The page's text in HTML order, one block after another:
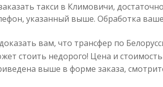
такси в Климовичи,
указанный выше. Обработка
вам, что трансфер по
стоить недорого! Цена и
выше в форме заказа,